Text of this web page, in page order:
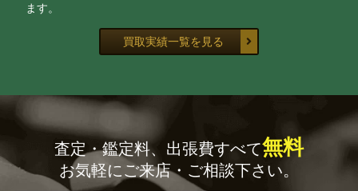
高畠達四郎
モイズ・キスリング
糸園 和三郎
林 喜市郎 ダニエル・ボネック
余村 展 ジャン・フォートリエ
ます。
買取実績一覧を見る
査定・鑑定料、出張費すべて無料
お気軽にご来店・ご相談下さい。